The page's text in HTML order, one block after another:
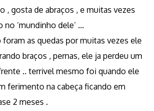
, gosta de abraços , e muitas vezes
no ‘mundinho dele’ …
as quedas por muitas vezes ele
braços , pernas, ele ja perdeu um
.. terrivel mesmo foi quando ele
ferimento na cabeça ficando em
2 meses .